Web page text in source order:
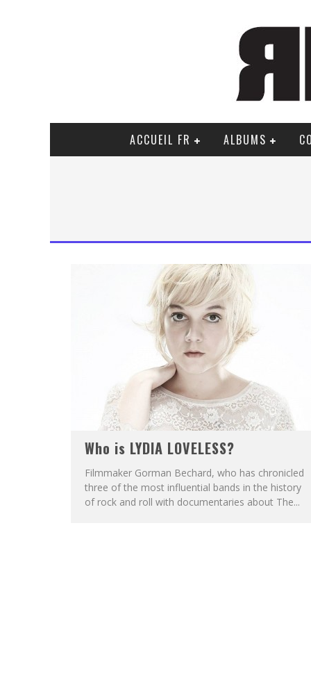
ACCUEIL FR ALBUMS
Who is LYDIA LOVELESS?
Filmmaker Gorman Bechard, who has chronicled
three of the most influential bands in the history
of rock and roll with documentaries about The...